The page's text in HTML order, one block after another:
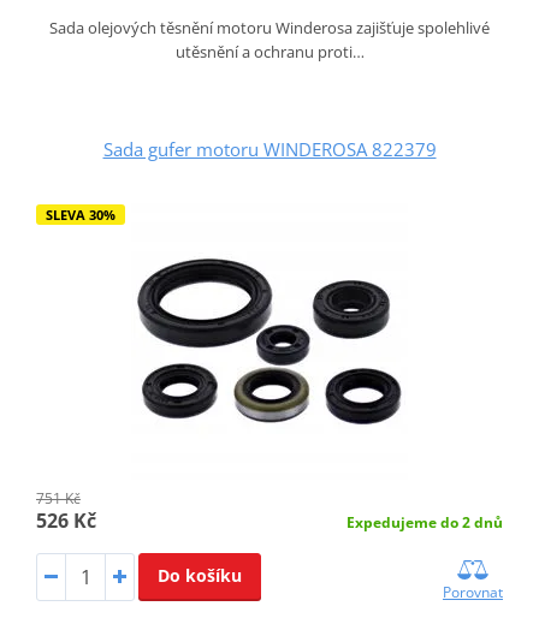
Sada olejových těsnění motoru Winderosa zajišťuje spolehlivé
utěsnění a ochranu proti…
Sada gufer motoru WINDEROSA 822379
SLEVA 30%
751 Kč
526 Kč Expedujeme do 2 dnů
Do košíku
Porovnat